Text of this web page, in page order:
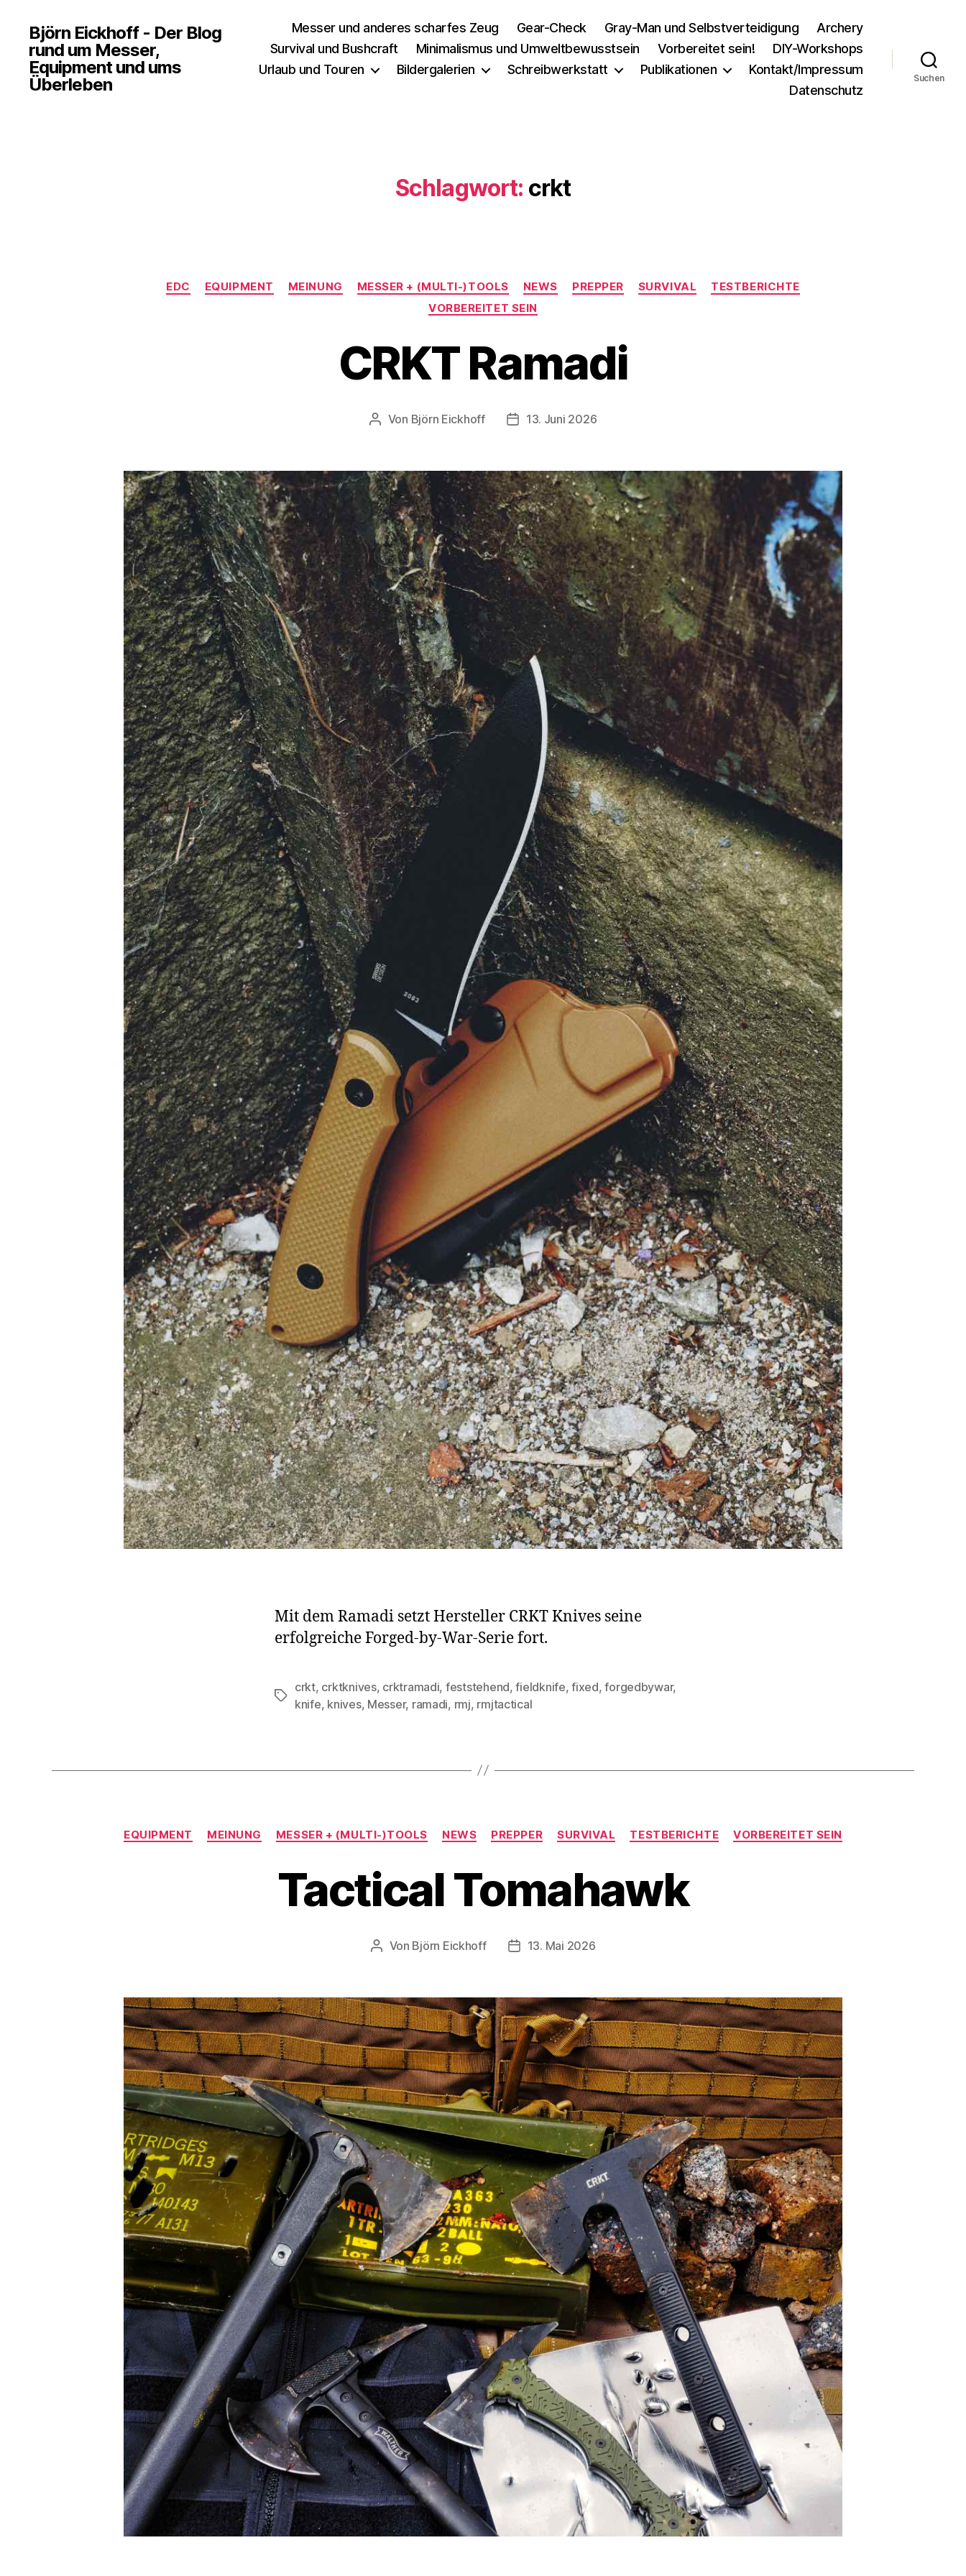
Björn Eickhoff - Der Blog
rund um Messer,
Equipment und ums
Überleben
Messer und anderes scharfes Zeug Gear-Check Gray-Man und Selbstverteidigung
Archery
Survival und Bushcraft
Minimalismus und Umweltbewusstsein Vorbereitet sein!
DIY-Workshops
Urlaub und Touren
Bildergalerien Schreibwerkstatt Publikationen
Kontakt/Impressum
Datenschutz
Suchen
Schlagwort: crkt
Kategorien
EDC EQUIPMENT MEINUNG MESSER + (MULTI-)TOOLS NEWS PREPPER SURVIVAL
TESTBERICHTE
VORBEREITET SEIN
CRKT Ramadi
Beitragsautor
Von Björn Eickhoff Veröffentlichungsdatum
13. Juni 2026
Mit dem Ramadi setzt Hersteller CRKT Knives seine
erfolgreiche Forged-by-War-Serie fort.
Schlagwörter
crkt, crktknives, crktramadi, feststehend,fieldknife,fixed,forgedbywar,
knife, knives, Messer, ramadi, rmj, rmjtactical
Kategorien
EQUIPMENT MEINUNG MESSER + (MULTI-)TOOLS NEWS PREPPER SURVIVAL TESTBERICHTE VORBEREITET SEIN
Tactical Tomahawk
Beitragsautor
Von Björn Eickhoff Veröffentlichungsdatum
13. Mai 2026